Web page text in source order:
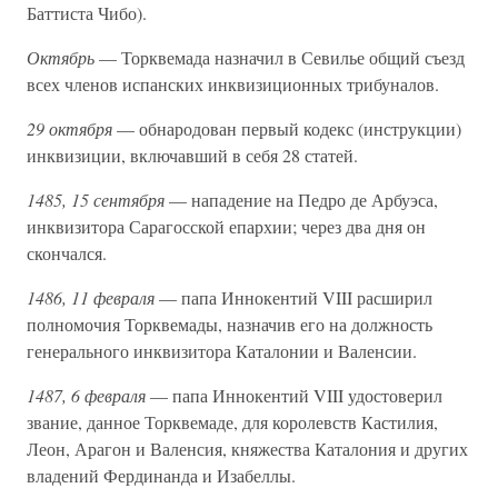
Баттиста Чибо).
Октябрь— Торквемада назначил в Севилье общий съезд
всех членов испанских инквизиционных трибуналов.
29 октября— обнародован первый кодекс (инструкции)
инквизиции, включавший в себя 28 статей.
1485, 15 сентября— нападение на Педро де Арбуэса,
инквизитора Сарагосской епархии; через два дня он
скончался.
1486, 11 февраля— папа Иннокентий VIII расширил
полномочия Торквемады, назначив его на должность
генерального инквизитора Каталонии и Валенсии.
1487, 6 февраля— папа Иннокентий VIII удостоверил
звание, данное Торквемаде, для королевств Кастилия,
Леон, Арагон и Валенсия, княжества Каталония и других
владений Фердинанда и Изабеллы.